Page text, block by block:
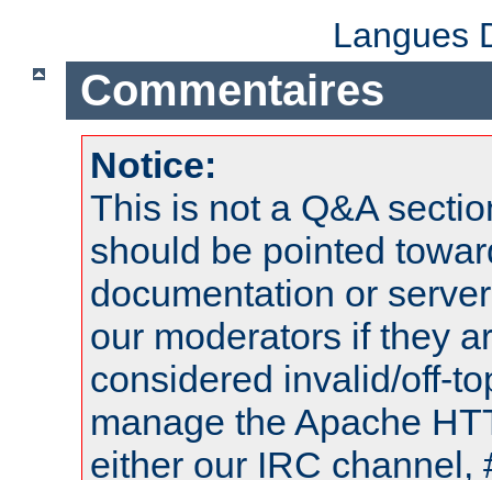
Langues
Commentaires
Notice:
This is not a Q&A
should be pointed
documentation or
our moderators if they
considered invalid/off-
manage the Apache
either our IRC channel,